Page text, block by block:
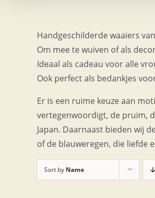
Handgeschilderde waaiers
Om mee te wuiven of als
Ideaal als cadeau voor alle
Ook perfect als bedankjes
Er is een ruime keuze aan
vertegenwoordigt, de pruim,
Japan. Daarnaast bieden wij
of de blauweregen, die liefde
Sort by Name